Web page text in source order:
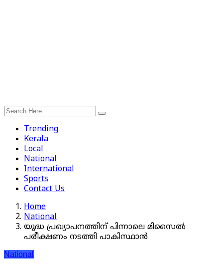
Trending
Kerala
Local
National
International
Sports
Contact Us
Home
National
യുദ്ധ പ്രഖ്യാപനത്തിന് പിന്നാലെ മിസൈല്‍
പരീക്ഷണം നടത്തി പാകിസ്ഥാന്‍
National